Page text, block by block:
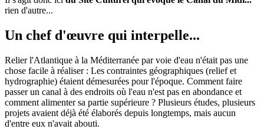
rien d'autre...
Un chef d'œuvre qui interpelle...
Relier l'Atlantique à la Méditerranée par voie d'eau n'était pas une
chose facile à réaliser : Les contraintes géographiques (relief et
hydrographie) étaient démesurées pour l'époque. Comment faire
passer un canal à des endroits où l'eau n'est pas en abondance et
comment alimenter sa partie supérieure ? Plusieurs études, plusieurs
projets avaient déjà été élaborés depuis longtemps, mais aucun
d'entre eux n'avait abouti.